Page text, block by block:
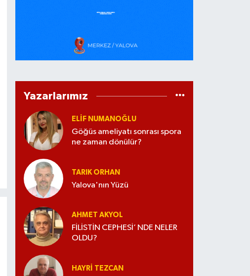
Yazarlarımız
ELİF NUMANOĞLU
Göğüs ameliyatı sonrası spora
ne zaman dönülür?
TARIK ORHAN
Yalova'nın Yüzü
AHMET AKYOL
FİLİSTİN CEPHESİ’ NDE NELER
OLDU?
HAYRI TEZCAN